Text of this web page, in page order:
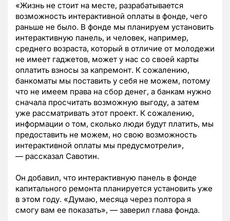
«Жизнь не стоит на месте, разрабатывается
возможность интерактивной оплаты в фонде, чего
раньше не было. В фонде мы планируем установить
интерактивную панель, и человек, например,
среднего возраста, который в отличие от молодежи
не имеет гаджетов, может у нас со своей карты
оплатить взносы за капремонт. К сожалению,
банкоматы мы поставить у себя не можем, потому
что не имеем права на сбор денег, а банкам нужно
сначала просчитать возможную выгоду, а затем
уже рассматривать этот проект. К сожалению,
информации о том, сколько люди будут платить, мы
предоставить не можем, но свою возможность
интерактивной оплаты мы предусмотрели»,
— рассказал Савотин.
Он добавил, что интерактивную панель в фонде
капитального ремонта планируется установить уже
в этом году. «Думаю, месяца через полтора я
смогу вам ее показать», — заверил глава фонда.